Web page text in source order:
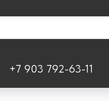
+7 903 792-63-11